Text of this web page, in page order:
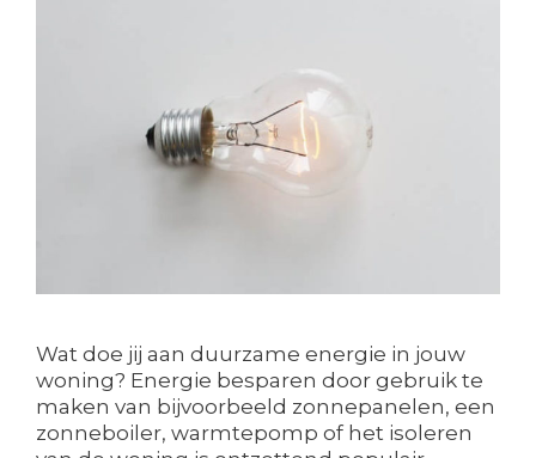
Wat doe jij aan duurzame energie in jouw
woning? Energie besparen door gebruik te
maken van bijvoorbeeld zonnepanelen, een
zonneboiler, warmtepomp of het isoleren